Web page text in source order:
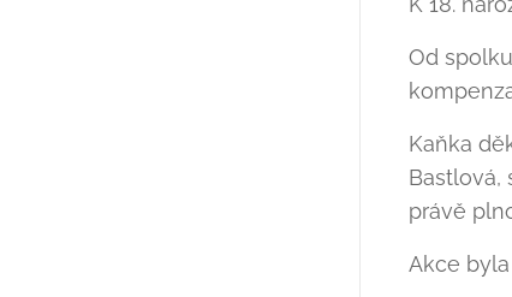
Od
Kaňka
Bastlová,
právě
Akce